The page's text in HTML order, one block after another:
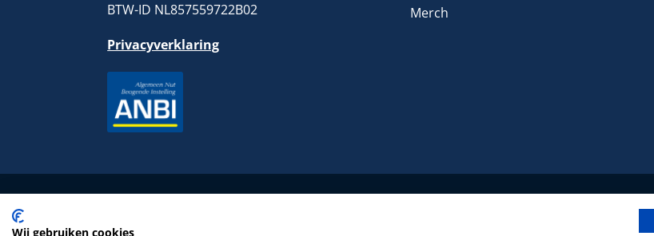
BTW-ID NL857559722B02
Privacyverklaring
Merch
Het platform voor LHBTIQ+ in de sport
Wij gebruiken cookies